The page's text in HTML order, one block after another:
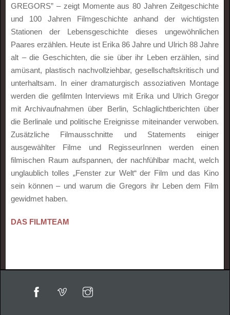
GREGORS” – zeigt Momente aus 80 Jahren Zeitgeschichte
und 100 Jahren Filmgeschichte anhand der wichtigsten
Stationen der Lebensgeschichte dieses ungewöhnlichen
Paares erzählen. Heute ist Erika 86 Jahre und Ulrich 88 Jahre
alt – die Geschichten, die sie über ihr Leben erzählen, sind
amüsant, plastisch nachvollziehbar, gesellschaftskritisch und
unterhaltsam. In einer dramaturgisch assoziativen Montage
werden die gefilmten Interviews mit Erika und Ulrich Gregor
mit Archivaufnahmen über Berlin, Schlaglichtberichten über
die Berlinale und politische Ereignisse miteinander verwoben.
Zusätzliche Filmausschnitte und Statements einiger
ausgewählter Filme und RegisseurInnen werden einen
filmischen Raum aufspannen, der nachfühlbar macht, welch
unglaublich tolles „Fenster zur Welt“ der Film und das Kino
sein können – und warum die Gregors ihr Leben dem Film
gewidmet haben.
DAS FILMTEAM